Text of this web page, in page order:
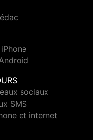
sociaux
SMS
et internet